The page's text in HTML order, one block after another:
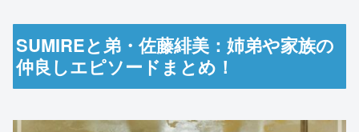
SUMIREと弟・佐藤緋美：姉弟や家族の
仲良しエピソードまとめ！